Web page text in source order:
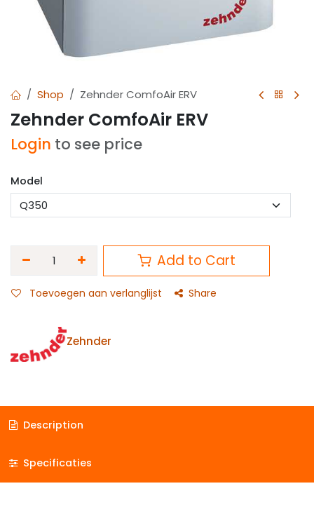
Shop Zehnder ComfoAir ERV
Zehnder ComfoAir ERV
Login to see price
Model
Add to Cart
Toevoegen aan verlanglijst Share
Zehnder
Description
Specificaties